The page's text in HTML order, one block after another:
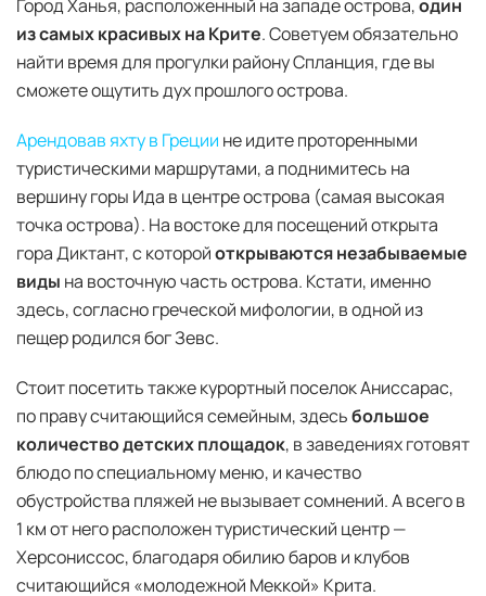
Город Ханья, расположенный на западе острова,один
из самых красивых на Крите. Советуем обязательно
найти время для прогулки району Спланция, где вы
сможете ощутить дух прошлого острова.
Арендовав яхту в Греции не идите проторенными
туристическими маршрутами, а поднимитесь на
вершину горы Ида в центре острова (самая высокая
точка острова). На востоке для посещений открыта
гора Диктант, с которойоткрываются незабываемые
виды на восточную часть острова. Кстати, именно
здесь, согласно греческой мифологии, в одной из
пещер родился бог Зевс.
Стоит посетить также курортный поселок Аниссарас,
по праву считающийся семейным, здесьбольшое
количество детских площадок, в заведениях готовят
блюдо по специальному меню, и качество
обустройства пляжей не вызывает сомнений. А всего в
1 км от него расположен туристический центр —
Херсониссос, благодаря обилию баров и клубов
считающийся «молодежной Меккой» Крита.